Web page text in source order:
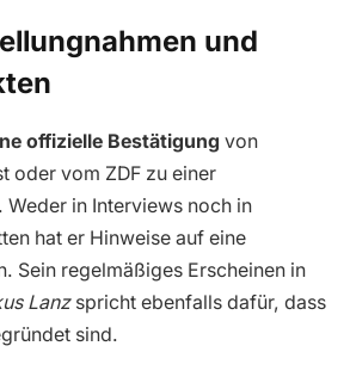
und
offizielle Bestätigung von
oder vom ZDF zu einer
. Weder in Interviews noch in
hat er Hinweise auf eine
Sein regelmäßiges Erscheinen in
Lanzspricht ebenfalls dafür, dass
sind.